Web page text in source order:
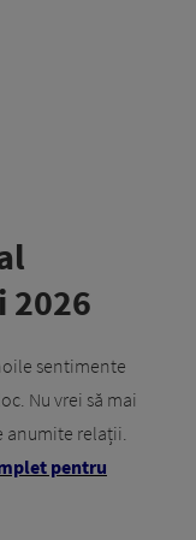
2026
sentimente
Nu vrei să mai
anumite relații.
pentru